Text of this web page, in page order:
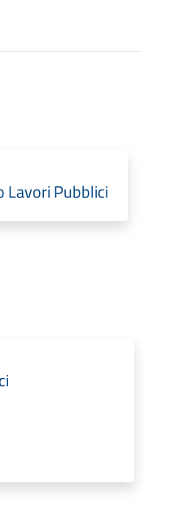
Lavori Pubblici